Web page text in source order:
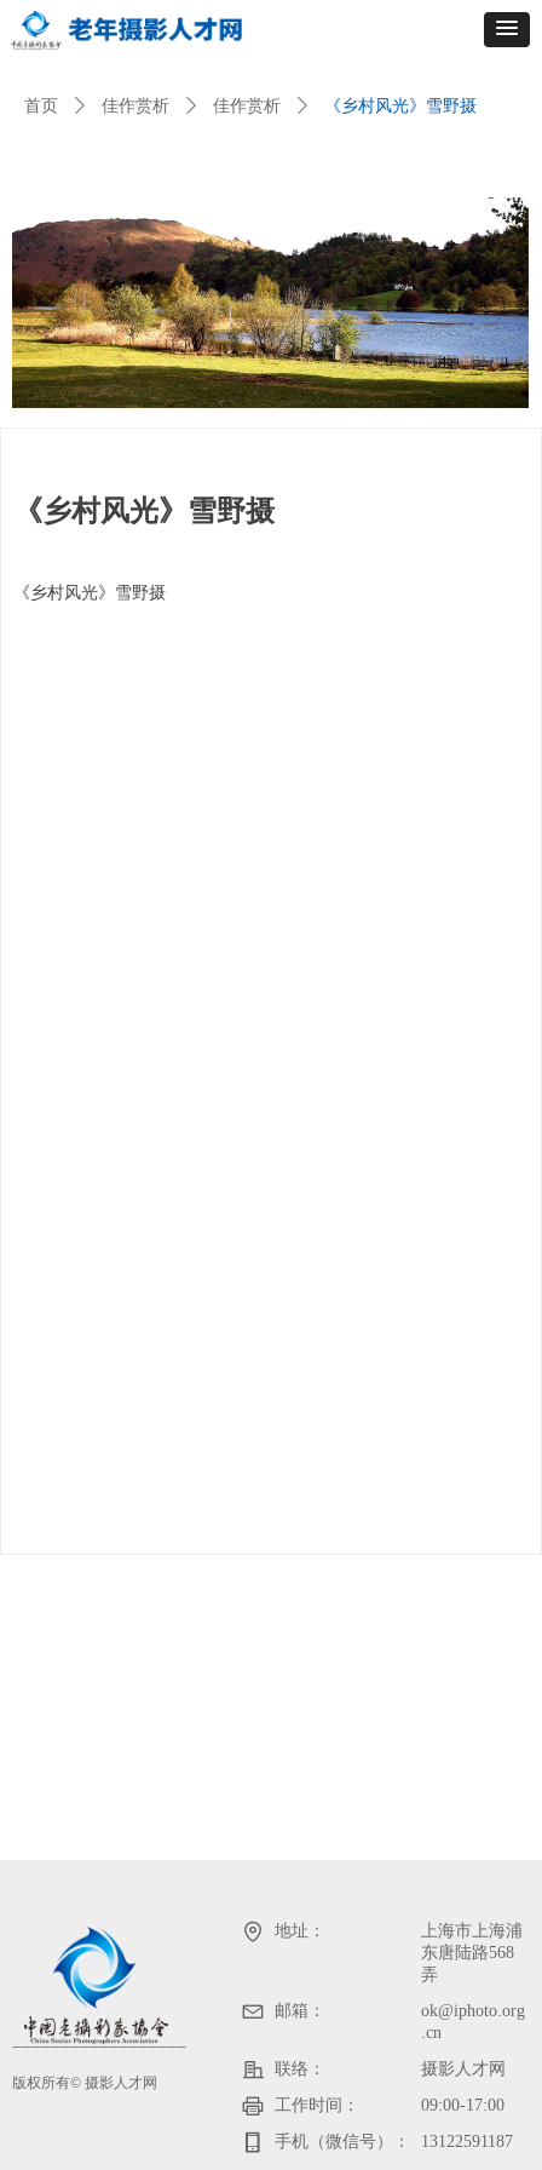
首页 ꄲ 佳作赏析 ꄲ 佳作赏析 ꄲ 《乡村风光》雪野摄
《乡村风光》雪野摄
《乡村风光》雪野摄
——————————————————
版权所有© 摄影人才网
地址：
上海市上海浦
东唐陆路568
弄
邮箱：
ok@iphoto.org
.cn
联络：
摄影人才网
工作时间：
09:00-17:00
手机（微信号）：
13122591187